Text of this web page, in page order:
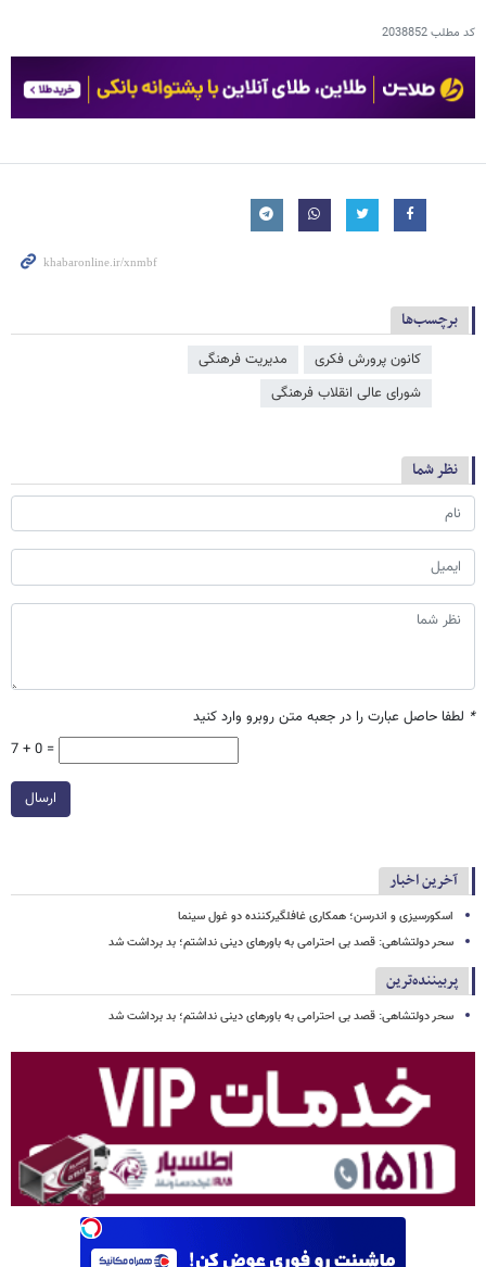
کد مطلب2038852
برچسب‌ها
کانون پرورش فکری
مدیریت فرهنگی
شورای عالی انقلاب فرهنگی
نظر شما
* لطفا حاصل عبارت را در جعبه متن روبرو وارد کنید
7 + 0 =
ارسال
آخرین اخبار
اسکورسیزی و اندرسن؛ همکاری غافلگیرکننده دو غول سینما
سحر دولتشاهی: قصد بی احترامی به باورهای دینی نداشتم؛ بد برداشت شد
پربیننده‌ترین
سحر دولتشاهی: قصد بی احترامی به باورهای دینی نداشتم؛ بد برداشت شد